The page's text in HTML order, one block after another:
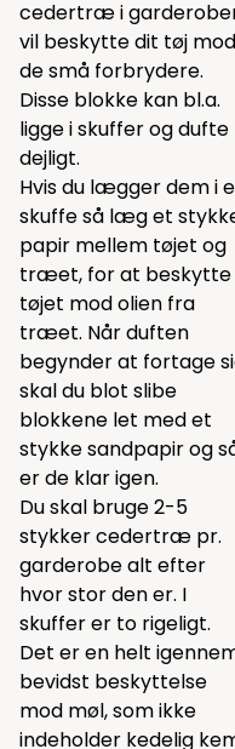
cedertræ i
vil beskytte dit tøj mod
de små forbrydere.
Disse blokke kan bl.a.
ligge i skuffer og dufte
dejligt.
Hvis du lægger dem i
skuffe så læg et
papir mellem tøjet og
træet, for at beskytte
tøjet mod olien fra
træet. Når duften
begynder at fortage
skal du blot slibe
blokkene let med et
stykke sandpapir og
er de klar igen.
Du skal bruge 2-5
stykker cedertræ pr.
garderobe alt efter
hvor stor den er. I
skuffer er to rigeligt.
Det er en helt
bevidst beskyttelse
mod møl, som ikke
indeholder kedelig